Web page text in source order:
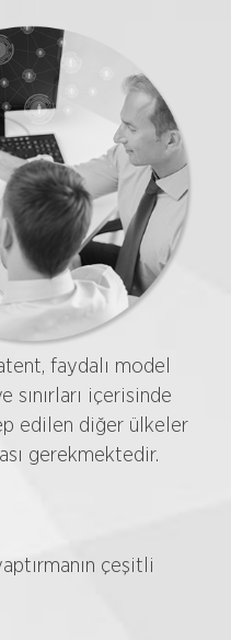
faydalı model
sınırları içerisinde
edilen diğer ülkeler
gerekmektedir.
çeşitli